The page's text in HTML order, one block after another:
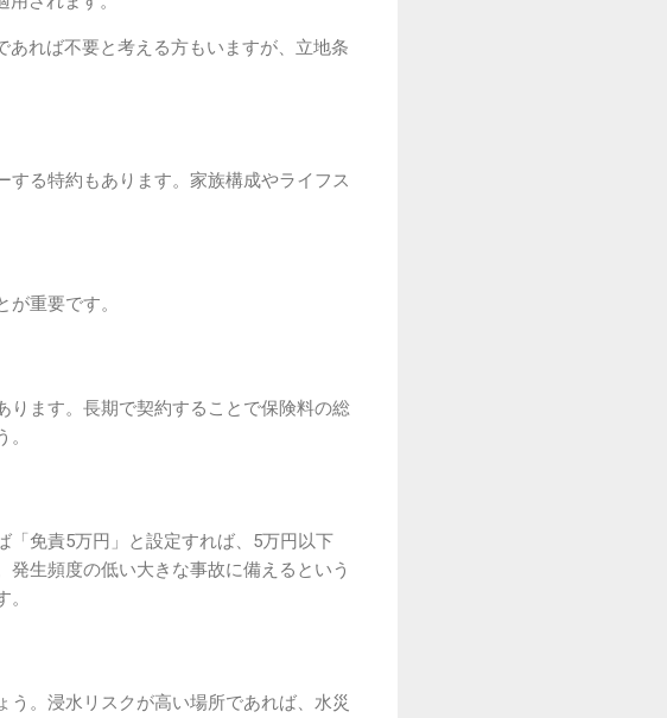
れば不要と考える方もいますが、立地条
する特約もあります。家族構成やライフス
重要です。
ります。長期で契約することで保険料の総
「免責5万円」と設定すれば、5万円以下
生頻度の低い大きな事故に備えるという
。浸水リスクが高い場所であれば、水災